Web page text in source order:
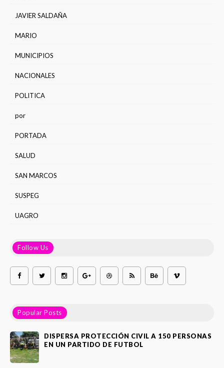
JAVIER SALDAÑA
MARIO
MUNICIPIOS
NACIONALES
POLITICA
por
PORTADA
SALUD
SAN MARCOS
SUSPEG
UAGRO
Follow Us
Popular Posts
DISPERSA PROTECCIÓN CIVIL A 150 PERSONAS
EN UN PARTIDO DE FUTBOL